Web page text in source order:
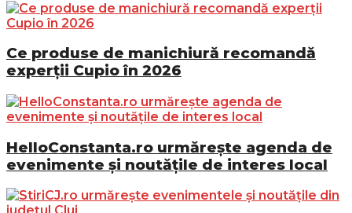
Ce produse de manichiură recomandă
experții Cupio în 2026
HelloConstanta.ro urmărește agenda de
evenimente și noutățile de interes local